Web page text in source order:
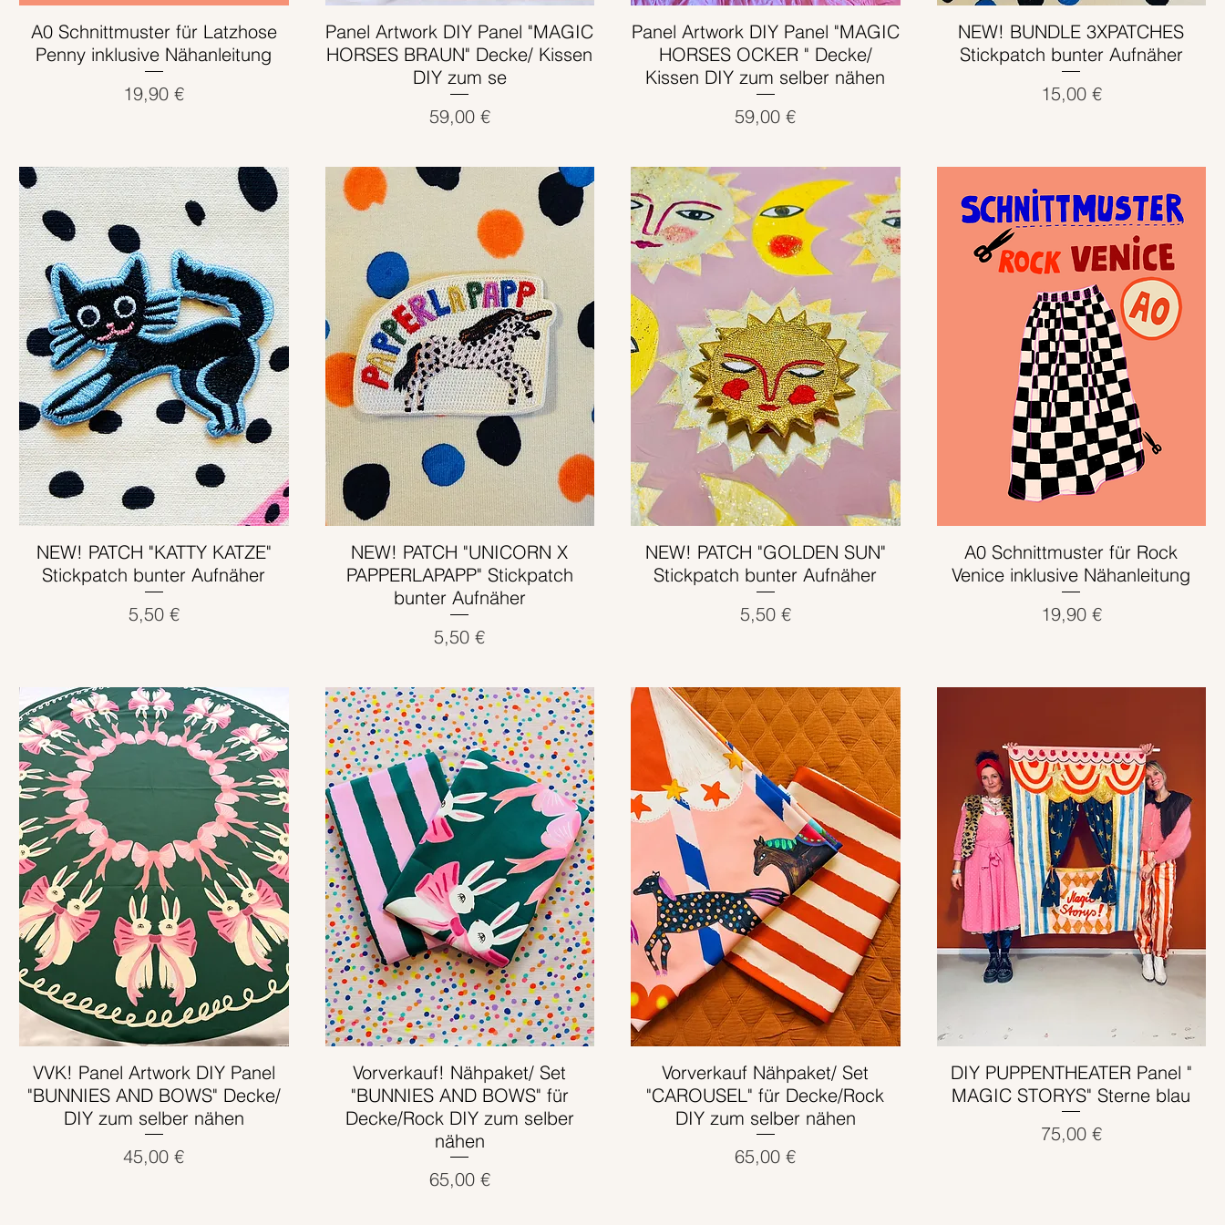
Schnellansicht
A0 Schnittmuster für Latzhose
Penny inklusive Nähanleitung
Preis
19,90 €
Schnellansicht
Panel Artwork DIY Panel "MAGIC
HORSES BRAUN" Decke/ Kissen
DIY zum se
Preis
59,00 €
Schnellansicht
Panel Artwork DIY Panel "MAGIC
HORSES OCKER " Decke/
Kissen DIY zum selber nähen
Preis
59,00 €
Schnellansicht
NEW! BUNDLE 3XPATCHES
Stickpatch bunter Aufnäher
Preis
15,00 €
Schnellansicht
NEW! PATCH "KATTY KATZE"
Stickpatch bunter Aufnäher
Preis
5,50 €
Schnellansicht
NEW! PATCH "UNICORN X
PAPPERLAPAPP" Stickpatch
bunter Aufnäher
Preis
5,50 €
Schnellansicht
NEW! PATCH "GOLDEN SUN"
Stickpatch bunter Aufnäher
Preis
5,50 €
Schnellansicht
A0 Schnittmuster für Rock
Venice inklusive Nähanleitung
Preis
19,90 €
Schnellansicht
VVK! Panel Artwork DIY Panel
"BUNNIES AND BOWS" Decke/
DIY zum selber nähen
Preis
45,00 €
Schnellansicht
Vorverkauf! Nähpaket/ Set
"BUNNIES AND BOWS" für
Decke/Rock DIY zum selber
nähen
Preis
65,00 €
Schnellansicht
Vorverkauf Nähpaket/ Set
"CAROUSEL" für Decke/Rock
DIY zum selber nähen
Preis
65,00 €
Schnellansicht
DIY PUPPENTHEATER Panel "
MAGIC STORYS" Sterne blau
Preis
75,00 €